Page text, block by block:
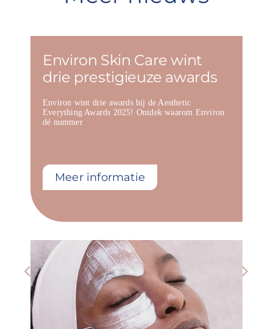
Environ Skin Care wint
drie prestigieuze awards
Environ wint drie awards bij de Aesthetic
Everything Awards 2025! Ontdek waarom Environ
dé nummer
Meer informatie